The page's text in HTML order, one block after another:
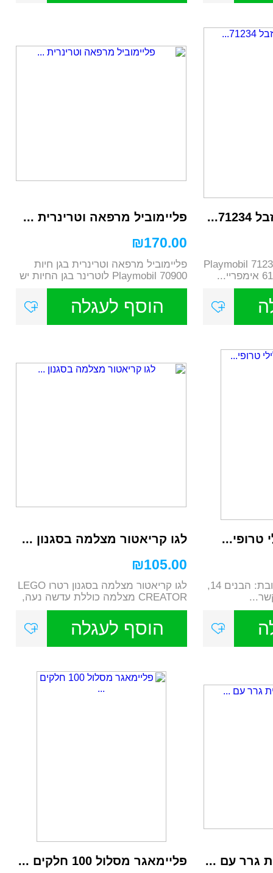
פליימוביל משאית זבל 71234 Playmobil
פליימוביל מרפאה וטרינרית ...
170.00
₪
פליימוביל מרפאה וטרינרית בגן חיות
70900 Playmobil לוטרינר בגן החיות יש
הר...
הוסף לעגלה
טרופי...
אימפריית הצעצועים כתובת: הבנים 14,
לגו קריאטור מצלמה בסגנון ...
105.00
₪
לגו קריאטור מצלמה בסגנון רטרו LEGO
CREATOR מצלמה כוללת עדשה נעה,
כפתורים ...
הוסף לעגלה
גרר עם ... פליימאגר מסלול 100 חלקים ...